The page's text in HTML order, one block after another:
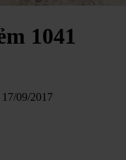
1041
09/2017